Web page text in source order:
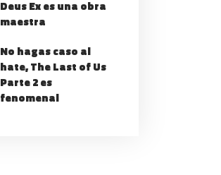
Deus Ex es una obra
maestra
No hagas caso al
hate, The Last of Us
Parte 2 es
fenomenal